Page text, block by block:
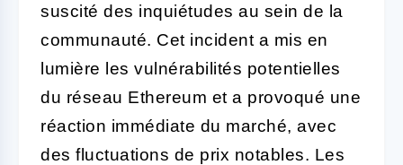
suscité des inquiétudes au sein de la
communauté. Cet incident a mis en
lumière les vulnérabilités potentielles
du réseau Ethereum et a provoqué une
réaction immédiate du marché, avec
des fluctuations de prix notables. Les